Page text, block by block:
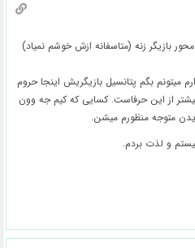
بازیگر زنه (متاسفانه ازش خوشم نمیاد)
میتونم بگم پتانسیل بازیگریش اینجا حروم
از این حرفاست. کسایی که کیم جه وون
متوجه منظورم میشن.
و لذت بردم.